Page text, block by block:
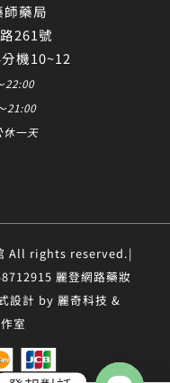
藥局
261號
機10~12
22:00
21:00
休一天
All rights reserved.|
麗登網路藥妝
設計 by 麗奇科技 &
室